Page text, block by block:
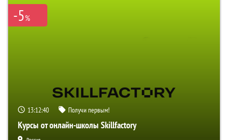
-5%
13:12:39 Получи первым!
Курсы от онлайн-школы Skillfactory